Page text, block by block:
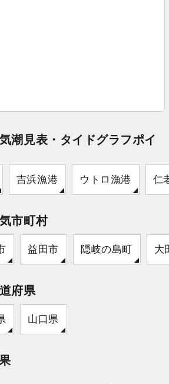
潮見表・タイドグラフポイ
吉浜漁港 ウトロ漁港 仁
市町村
益田市 隠岐の島町 大
府県
山口県